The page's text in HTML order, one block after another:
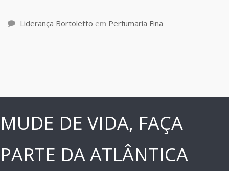
Liderança Bortoletto em Perfumaria Fina
MUDE DE VIDA, FAÇA
PARTE DA ATLÂNTICA